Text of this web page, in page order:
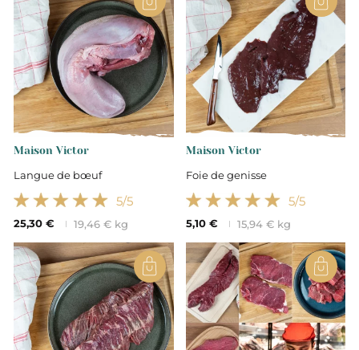
Maison Victor
Langue de bœuf
5/5
25,30 € 19,46 € kg
Maison Victor
Foie de genisse
5/5
5,10 € 15,94 € kg